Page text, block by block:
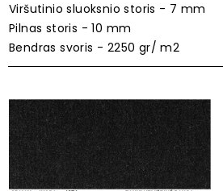
Viršutinio sluoksnio storis - 7 mm
Pilnas storis - 10 mm
Bendras svoris - 2250 gr/ m2